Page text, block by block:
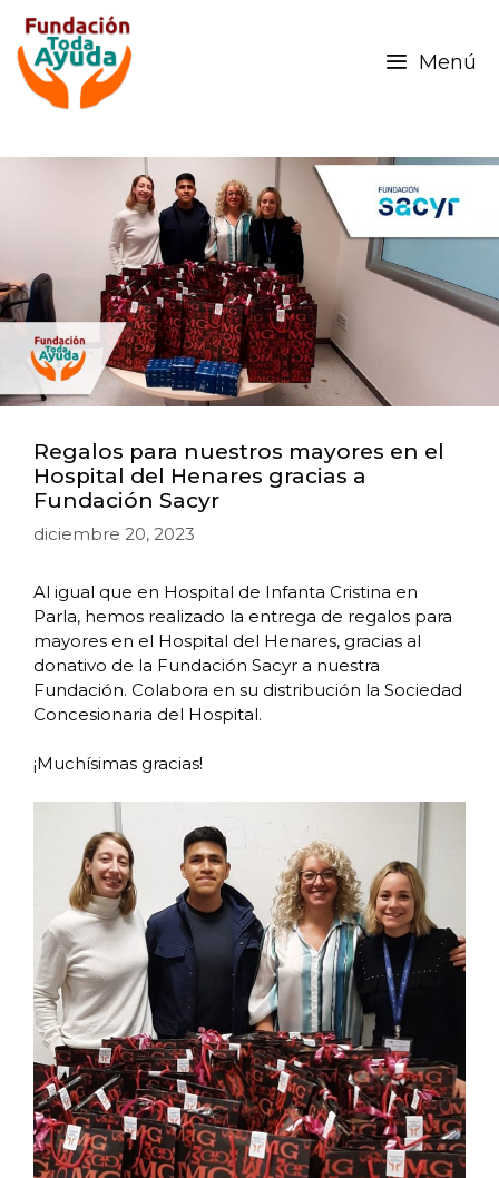
Menú
Regalos para nuestros mayores en el
Hospital del Henares gracias a
Fundación Sacyr
diciembre 20, 2023
Al igual que en Hospital de Infanta Cristina en
Parla, hemos realizado la entrega de regalos para
mayores en el Hospital del Henares, gracias al
donativo de la Fundación Sacyr a nuestra
Fundación. Colabora en su distribución la Sociedad
Concesionaria del Hospital.
¡Muchísimas gracias!